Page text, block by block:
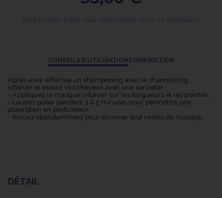
Ce masque anti-casse agit de manière intense et immédiate,
Grâce à ses propriétés réparatrices et fortifiantes, ce masque
aide à réduire la casse des cheveux au fil du temps en
améliorant leur santé et leur apparence globale.
CONSEILS D'UTILISATION COMPOSITION
Après avoir effectué un shampooing avec le shampooing
Inforcer et essoré vos cheveux avec une serviette :
- Appliquez le masque Inforcer sur les longueurs et les pointes.
- Laissez poser pendant 3 à 5 minutes pour permettre une
absorption en profondeur.
- Rincez abondamment pour éliminer tout résidu de masque.
DÉTAIL